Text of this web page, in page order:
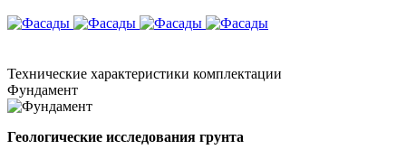
Технические характеристики комплектации
Фундамент
Геологические исследования грунта